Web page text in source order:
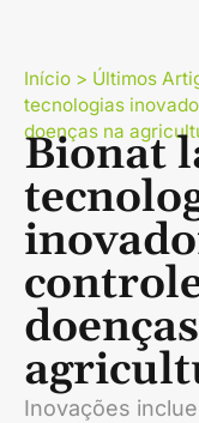
Início > Últimos
tecnologias
doenças na
Bionat
Inovações